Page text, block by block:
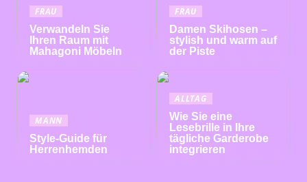
FRAU
Verwandeln Sie
Ihren Raum mit
Mahagoni Möbeln
FRAU
Damen Skihosen –
stylish und warm auf
der Piste
MANN
Style-Guide für
Herrenhemden
ALLTAG
Wie Sie eine
Lesebrille in Ihre
tägliche Garderobe
integrieren